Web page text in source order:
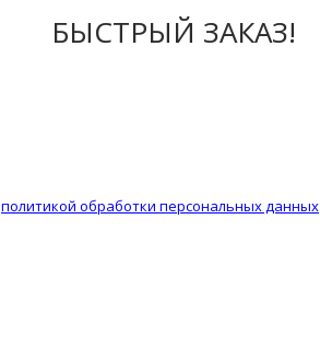
БЫСТРЫЙ ЗАКАЗ!
политикой обработки персональных данных